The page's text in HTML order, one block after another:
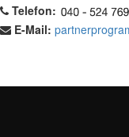
Telefon:
E-Mail: